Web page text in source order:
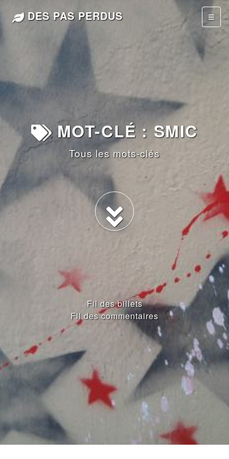
DES PAS PERDUS
MOT-CLÉ : SMIC
Tous les mots-clés
Fil des billets
Fil des commentaires